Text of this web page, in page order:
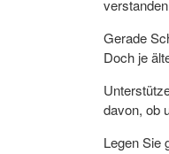
Gerade
Doch je
davon, ob
Legen Sie